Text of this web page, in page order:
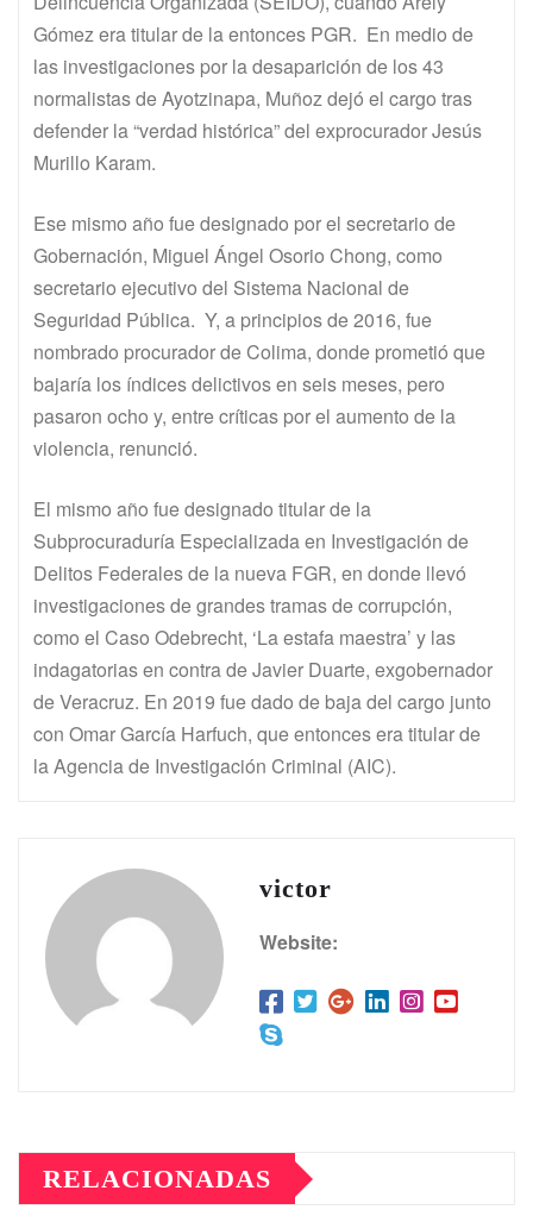
Gómez era titular de la entonces PGR. En medio de
las investigaciones por la desaparición de los 43
normalistas de Ayotzinapa, Muñoz dejó el cargo tras
defender la “verdad histórica” del exprocurador Jesús
Murillo Karam.
Ese mismo año fue designado por el secretario de
Gobernación, Miguel Ángel Osorio Chong, como
secretario ejecutivo del Sistema Nacional de
Seguridad Pública. Y, a principios de 2016, fue
nombrado procurador de Colima, donde prometió que
bajaría los índices delictivos en seis meses, pero
pasaron ocho y, entre críticas por el aumento de la
violencia, renunció.
El mismo año fue designado titular de la
Subprocuraduría Especializada en Investigación de
Delitos Federales de la nueva FGR, en donde llevó
investigaciones de grandes tramas de corrupción,
como el Caso Odebrecht, ‘La estafa maestra’ y las
indagatorias en contra de Javier Duarte, exgobernador
de Veracruz. En 2019 fue dado de baja del cargo junto
con Omar García Harfuch, que entonces era titular de
la Agencia de Investigación Criminal (AIC).
victor
Website:
RELACIONADAS